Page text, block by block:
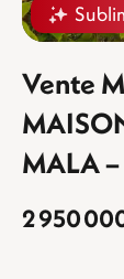
Vente
MALA
2 950